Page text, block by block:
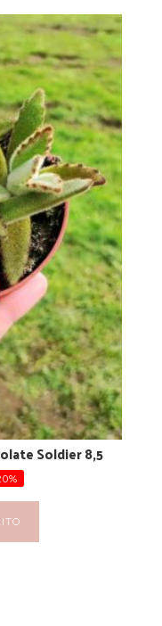
Soldier 8,5